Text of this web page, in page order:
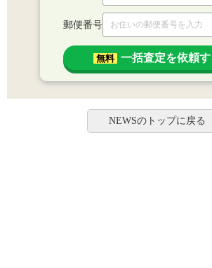
郵便番号
無料 一括査定を依頼す
NEWSのトップに戻る